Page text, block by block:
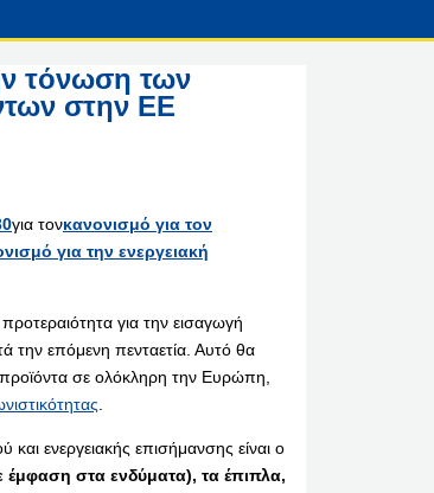
τόνωση των
στην ΕΕ
για τονκανονισμό για τον
για την ενεργειακή
για την εισαγωγή
την επόμενη πενταετία. Αυτό θα
προϊόντα σε ολόκληρη την Ευρώπη,
και ενεργειακής επισήμανσης είναι ο
έμφαση στα ενδύματα), τα έπιπλα,